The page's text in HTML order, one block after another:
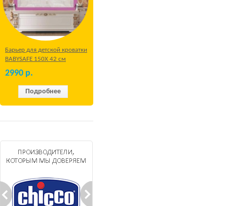
Барьер для детской кроватки
BABYSAFE 150Х 42 см
Бежевый
2990 р.
Подробнее